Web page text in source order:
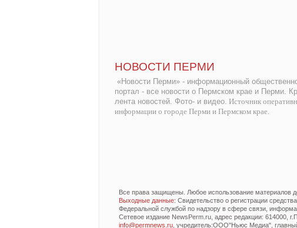
НОВОСТИ ПЕРМИ
«Новости Перми» - информационный
портал - все новости о Пермском крае и Перми.
лента новостей. Фото- и видео. Источник
информации о городе Перми и Пермском крае.
Все права защищены. Любое использование материалов
Выходные данные: Свидетельство о регистрации
Федеральной службой по надзору в сфере связи,
Сетевое издание NewsPerm.ru, адрес редакции: 614000,
info@permnews.ru , учредитель:ООО"Ньюс Медиа",